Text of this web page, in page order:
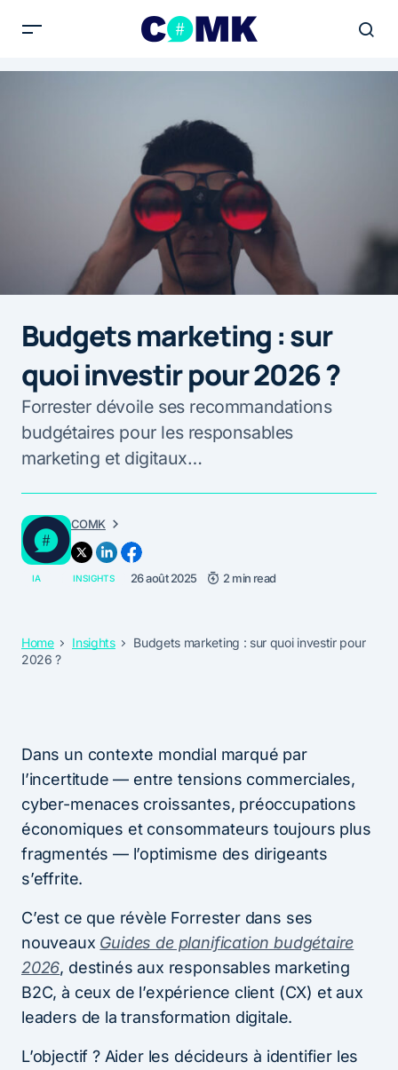
Budgets marketing : sur
quoi investir pour 2026 ?
Forrester dévoile ses recommandations
budgétaires pour les responsables
marketing et digitaux…
COMK
IA INSIGHTS 26 août 2025 2 min read
Home Insights
Budgets marketing : sur quoi investir pour
2026 ?
Dans un contexte mondial marqué par
l’incertitude — entre tensions commerciales,
cyber-menaces croissantes, préoccupations
économiques et consommateurs toujours plus
fragmentés — l’optimisme des dirigeants
s’effrite.
C’est ce que révèle Forrester dans ses
nouveaux Guides de planification budgétaire
2026, destinés aux responsables marketing
B2C, à ceux de l’expérience client (CX) et aux
leaders de la transformation digitale.
L’objectif ? Aider les décideurs à identifier les